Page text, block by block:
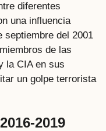
diferentes
una influencia
septiembre del 2001
de las
la CIA en sus
un golpe terrorista
2019